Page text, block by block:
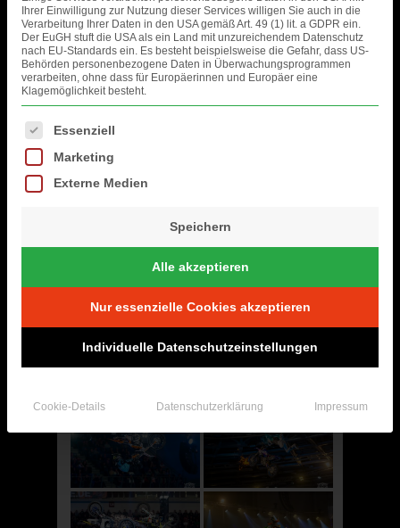
Ihrer Einwilligung zur Nutzung dieser Services willigen Sie auch in die
Verarbeitung Ihrer Daten in den USA gemäß Art. 49 (1) lit. a GDPR ein.
Der EuGH stuft die USA als ein Land mit unzureichendem Datenschutz
nach EU-Standards ein. Es besteht beispielsweise die Gefahr, dass US-
Behörden personenbezogene Daten in Überwachungsprogrammen
verarbeiten, ohne dass für Europäerinnen und Europäer eine
Klagemöglichkeit besteht.
Es folgt eine Liste der Service-Gruppen, für die eine Einwilligung erteilt
Essenziell
Marketing
Externe Medien
Speichern
Alle akzeptieren
Nur essenzielle Cookies akzeptieren
Individuelle Datenschutzeinstellungen
Cookie-Details Datenschutzerklärung Impressum